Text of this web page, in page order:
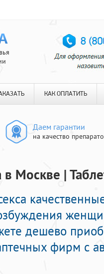
КАК ОПЛАТИТЬ
Даем гарантии
на качество
Москве |
дешево
фирм с